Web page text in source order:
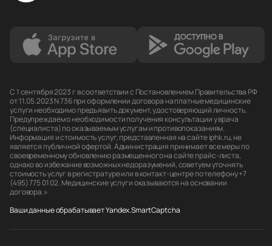
С 1 сентября 2023 г в соответствии с Постановлением Правительства РФ
от 11.05.2023 N 736 при оформлении договора на платные медицинские
услуги необходимо предъявить документ, удостоверяющий личность.
Предупреждаем о необходимости получения консультации у врача
(специалиста) по оказываемым услугам и противопоказаниям.
Информация и стоимость услуг, представленная на сайте iphk.ru, не
является публичной офертой. Администрация принимает все меры по
своевременному обновлению размещенного на сайте прайс-листа,
однако во избежание возможных недоразумений, советуем уточнять
стоимость услуг в регистратуре или в контакт-центре по телефону +7
(495) 775 01 02. Медицинские услуги оказываются на основании
договора.»
Ваши данные обрабатывает Yandex.SmartCaptcha